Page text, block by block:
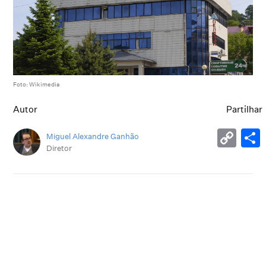
Foto: Wikimedia
Autor
Miguel Alexandre Ganhão
Diretor
Partilhar